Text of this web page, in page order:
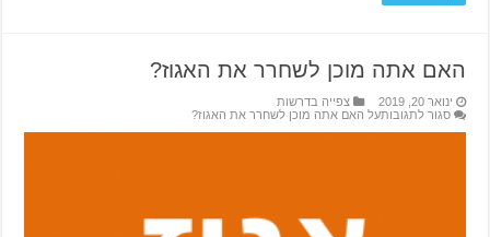
האם אתה מוכן לשחרר את האגוז?
ינואר 20, 2019
צפייה בדרשות
סגור לתגובותעל האם אתה מוכן לשחרר את האגוז?